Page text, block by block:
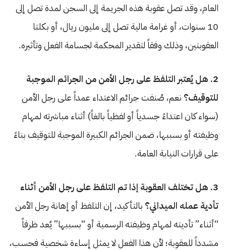
العام، وقد تصل عقوبة هذه الجريمة إلى السجن لمدة تصل إلى
10 سنوات، أو غرامة مالية تصل إلى مليون ريال، أو بكلتا
العقوبتين، وذلك وفقاً لتقدير المحكمة لجسامة الفعل وتأثيره.
2. هل يُعتبر التلفظ على رجل الأمن من الجرائم الموجبة
للتوقيف؟ نعم، صُنفت جرائم الاعتداء عمداً على رجل الأمن
(سواء كان اعتداءً جسدياً أو لفظياً بالغاً) أثناء مباشرته لمهام
وظيفته أو بسببها، ضمن الجرائم الكبيرة الموجبة للتوقيف بناءً
على قرارات النيابة العامة.
3. هل تختلف العقوبة إذا تم التلفظ على رجل الأمن أثناء
تأدية عمله الميداني؟ بالتأكيد، إن التلفظ أو إهانة رجل الأمن
“أثناء” تأديته لمهام وظيفته الرسمية أو “بسببها” يُعد ظرفاً
مشدداً للعقوبة؛ لأن هذا الفعل لا يمثل إساءة شخصية فحسب،